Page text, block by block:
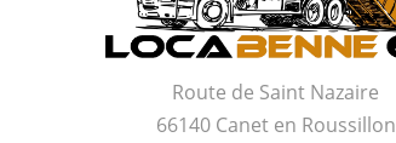
Route de Saint Nazaire
66140 Canet en Roussillon